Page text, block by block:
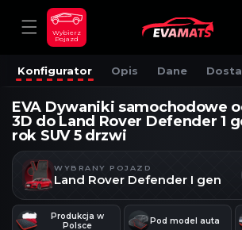
TREŚCI
Wybierz
Pojazd
Konfigurator Opis Dane
EVA Dywaniki samochodowe
3D do Land Rover Defender 1
rok SUV 5 drzwi
WYBRANY POJAZD
Land Rover Defender I gen
Produkcja w
Polsce
Pod model auta